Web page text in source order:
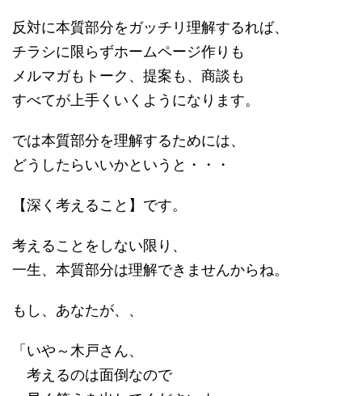
反対に本質部分をガッチリ理解するれば、
チラシに限らずホームページ作りも
メルマガもトーク、提案も、商談も
すべてが上手くいくようになります。
では本質部分を理解するためには、
どうしたらいいかというと・・・
【深く考えること】です。
考えることをしない限り、
一生、本質部分は理解できませんからね。
もし、あなたが、、
「いや～木戸さん、
考えるのは面倒なので